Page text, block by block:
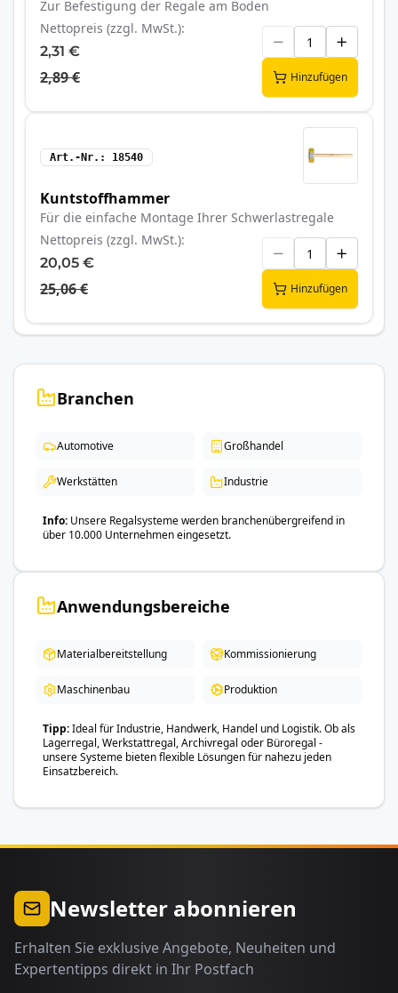
Zur Befestigung der Regale am Boden
Nettopreis (zzgl. MwSt.)
2,31 €
2,89 € Hinzufügen
Art.-Nr. 18540
Kuntstoffhammer
Für die einfache Montage Ihrer Schwerlastregale
Nettopreis (zzgl. MwSt.)
20,05 €
25,06 € Hinzufügen
Branchen
Automotive Großhandel
Werkstätten Industrie
Info Unsere Regalsysteme werden branchenübergreifend in
über 10.000 Unternehmen eingesetzt.
Anwendungsbereiche
Materialbereitstellung Kommissionierung
Maschinenbau Produktion
Tipp Ideal für Industrie, Handwerk, Handel und Logistik. Ob als
Lagerregal, Werkstattregal, Archivregal oder Büroregal -
unsere Systeme bieten flexible Lösungen für nahezu jeden
Einsatzbereich.
Newsletter abonnieren
Erhalten Sie exklusive Angebote, Neuheiten und
Expertentipps direkt in Ihr Postfach